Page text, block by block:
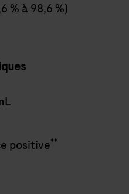
% à 98,6 %)
positive**